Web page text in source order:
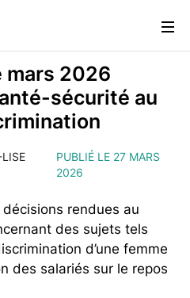
mars 2026
sécurité au
PUBLIÉ LE 27 MARS
2026
rendues au
des sujets tels
d’une femme
des salariés sur le repos